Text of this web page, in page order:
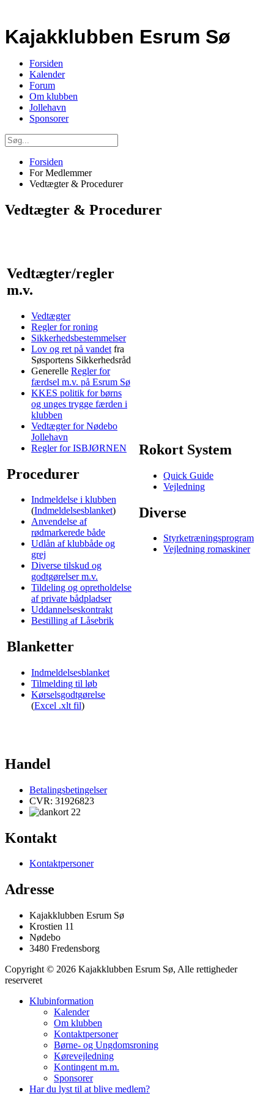
Kajakklubben Esrum Sø
Forsiden
Kalender
Forum
Om klubben
Jollehavn
Sponsorer
Forsiden
For Medlemmer
Vedtægter & Procedurer
Vedtægter & Procedurer
Vedtægter/regler
m.v.
Vedtægter
Regler for roning
Sikkerhedsbestemmelser
Lov og ret på vandet fra
Søsportens Sikkerhedsråd
Generelle Regler for
færdsel m.v. på Esrum Sø
KKES politik for børns
og unges trygge færden i
klubben
Vedtægter for Nødebo
Jollehavn
Regler for ISBJØRNEN
Procedurer
Indmeldelse i klubben
(Indmeldelsesblanket)
Anvendelse af
rødmarkerede både
Udlån af klubbåde og
grej
Diverse tilskud og
godtgørelser m.v.
Tildeling og opretholdelse
af private bådpladser
Uddannelseskontrakt
Bestilling af Låsebrik
Blanketter
Indmeldelsesblanket
Tilmelding til løb
Kørselsgodtgørelse
(Excel .xlt fil)
Rokort System
Quick Guide
Vejledning
Diverse
Styrketræningsprogram
Vejledning romaskiner
Handel
Betalingsbetingelser
CVR: 31926823
Kontakt
Kontaktpersoner
Adresse
Kajakklubben Esrum Sø
Krostien 11
Nødebo
3480 Fredensborg
Copyright © 2026 Kajakklubben Esrum Sø, Alle rettigheder
reserveret
Klubinformation
Kalender
Om klubben
Kontaktpersoner
Børne- og Ungdomsroning
Kørevejledning
Kontingent m.m.
Sponsorer
Har du lyst til at blive medlem?